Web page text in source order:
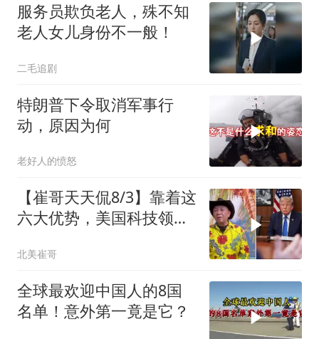
服务员欺负老人，殊不知
老人女儿身份不一般！
二毛追剧
特朗普下令取消军事行
动，原因为何
老好人的愤怒
【崔哥天天侃8/3】靠着这
六大优势，美国科技领军
北美崔哥
全球最欢迎中国人的8国
名单！意外第一竟是它？